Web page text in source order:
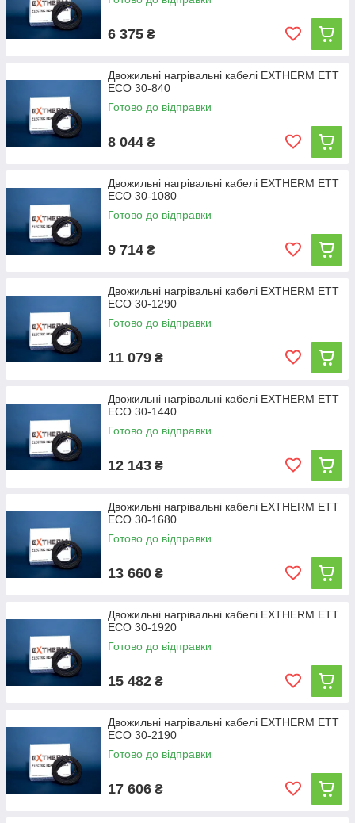
6 375 ₴
Двожильні нагрівальні кабелі EXTHERM ETT
ECO 30-840
Готово до відправки
8 044 ₴
Двожильні нагрівальні кабелі EXTHERM ETT
ECO 30-1080
Готово до відправки
9 714 ₴
Двожильні нагрівальні кабелі EXTHERM ETT
ECO 30-1290
Готово до відправки
11 079 ₴
Двожильні нагрівальні кабелі EXTHERM ETT
ECO 30-1440
Готово до відправки
12 143 ₴
Двожильні нагрівальні кабелі EXTHERM ETT
ECO 30-1680
Готово до відправки
13 660 ₴
Двожильні нагрівальні кабелі EXTHERM ETT
ECO 30-1920
Готово до відправки
15 482 ₴
Двожильні нагрівальні кабелі EXTHERM ETT
ECO 30-2190
Готово до відправки
17 606 ₴